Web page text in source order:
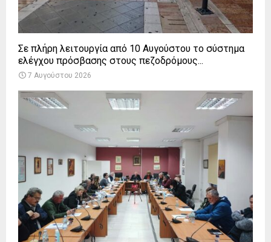
Σε πλήρη λειτουργία από 10 Αυγούστου το σύστημα
ελέγχου πρόσβασης στους πεζοδρόμους...
7 Αυγούστου 2026